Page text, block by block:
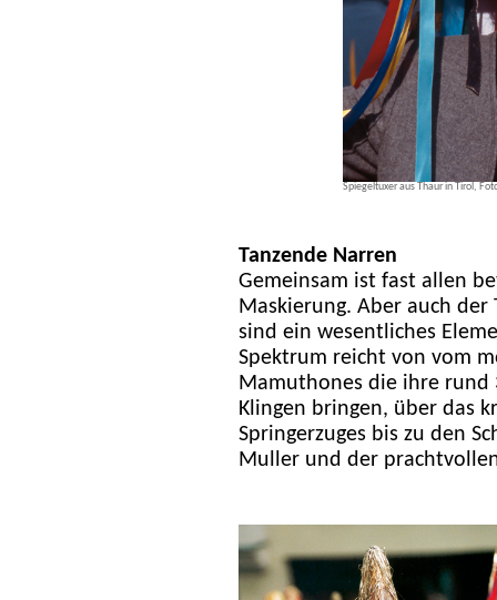
Spiegeltuxer aus Thaur in Tirol,
Tanzende Narren
Gemeinsam ist fast allen
Maskierung. Aber auch der
sind ein wesentliches
Spektrum reicht von vom
Mamuthones die ihre rund
Klingen bringen, über das
Springerzuges bis zu den
Muller und der